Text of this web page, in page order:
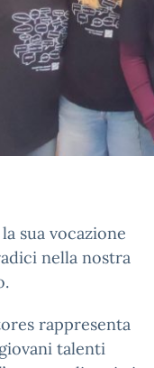
sua vocazione
nella nostra
rappresenta
talenti